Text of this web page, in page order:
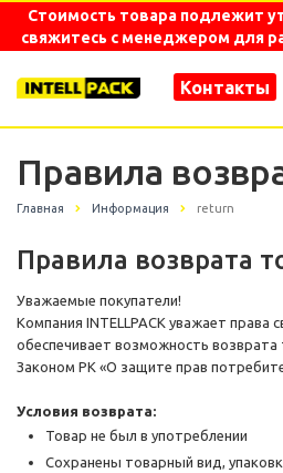
Стоимость товара подлежит
свяжитесь с менеджером для
Контакты
Правила
Главная Информация return
Правила возврата
Уважаемые покупатели!
Компания INTELLPACK уважает права
обеспечивает возможность возврата
Законом РК «О защите прав
Условия возврата:
Товар не был в употреблении
Сохранены товарный вид,